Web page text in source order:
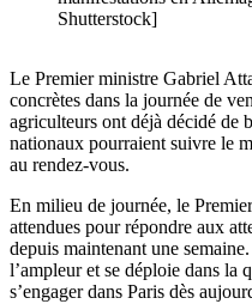
Shutterstock]
Le Premier ministre Gabriel
concrètes dans la journée de
agriculteurs ont déjà décidé de
nationaux pourraient suivre le
au rendez-vous.
En milieu de journée, le
attendues pour répondre aux
depuis maintenant une
l’ampleur et se déploie dans
s’engager dans Paris dès